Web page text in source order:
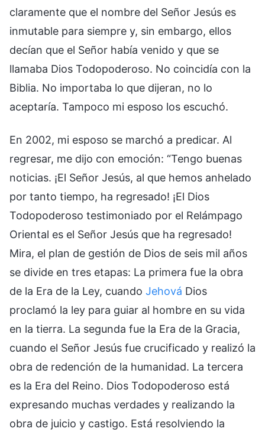
claramente que el nombre del Señor Jesús es
inmutable para siempre y, sin embargo, ellos
decían que el Señor había venido y que se
llamaba Dios Todopoderoso. No coincidía con la
Biblia. No importaba lo que dijeran, no lo
aceptaría. Tampoco mi esposo los escuchó.
En 2002, mi esposo se marchó a predicar. Al
regresar, me dijo con emoción: “Tengo buenas
noticias. ¡El Señor Jesús, al que hemos anhelado
por tanto tiempo, ha regresado! ¡El Dios
Todopoderoso testimoniado por el Relámpago
Oriental es el Señor Jesús que ha regresado!
Mira, el plan de gestión de Dios de seis mil años
se divide en tres etapas: La primera fue la obra
de la Era de la Ley, cuando Jehová Dios
proclamó la ley para guiar al hombre en su vida
en la tierra. La segunda fue la Era de la Gracia,
cuando el Señor Jesús fue crucificado y realizó la
obra de redención de la humanidad. La tercera
es la Era del Reino. Dios Todopoderoso está
expresando muchas verdades y realizando la
obra de juicio y castigo. Está resolviendo la